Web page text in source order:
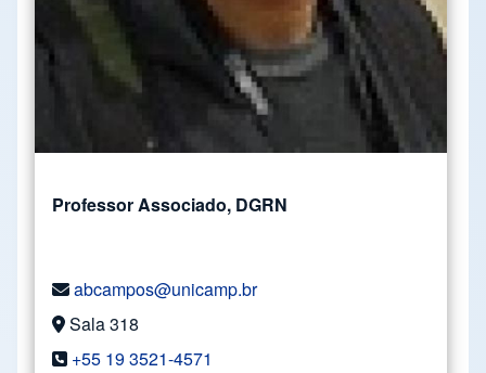
Professor Associado, DGRN
abcampos@unicamp.br
Sala 318
+55 19 3521-4571